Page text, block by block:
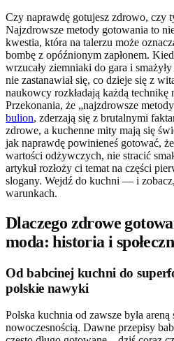
Czy naprawdę gotujesz zdrowo, czy
Najzdrowsze metody gotowania to
kwestia, która na talerzu może
bombę z opóźnionym zapłonem.
wrzucały ziemniaki do gara i
nie zastanawiał się, co dzieje się z
naukowcy rozkładają każdą technikę
Przekonania, że „najzdrowsze
bulion, zderzają się z brutalnymi
zdrowe, a kuchenne mity mają się
jak naprawdę powinieneś gotować,
wartości odżywczych, nie stracić
artykuł rozłoży ci temat na części
slogany. Wejdź do kuchni — i
warunkach.
Dlaczego zdrowe
moda: historia i
Od babcinej kuchni do
polskie nawyki
Polska kuchnia od zawsze była
nowoczesnością. Dawne przepisy